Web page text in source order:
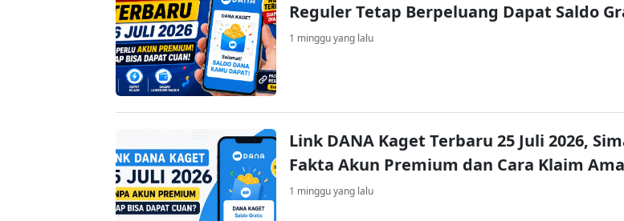
Reguler Tetap Berpeluang Dapat Saldo
1 minggu yang lalu
Link DANA Kaget Terbaru 25 Juli 2026,
Fakta Akun Premium dan Cara Klaim
1 minggu yang lalu